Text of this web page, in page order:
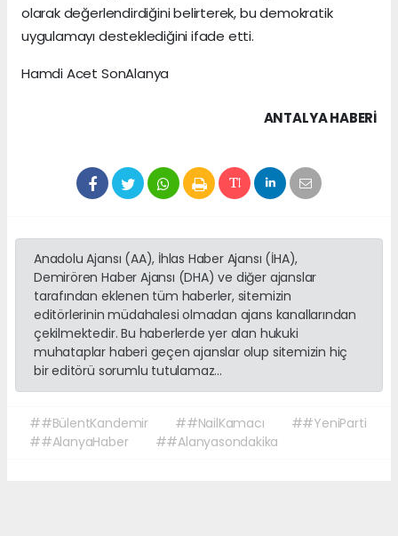
olarak değerlendirdiğini belirterek, bu demokratik
uygulamayı desteklediğini ifade etti.
Hamdi Acet SonAlanya
ANTALYA HABERİ
Anadolu Ajansı (AA), İhlas Haber Ajansı (İHA),
Demirören Haber Ajansı (DHA) ve diğer ajanslar
tarafından eklenen tüm haberler, sitemizin
editörlerinin müdahalesi olmadan ajans kanallarından
çekilmektedir. Bu haberlerde yer alan hukuki
muhataplar haberi geçen ajanslar olup sitemizin hiç
bir editörü sorumlu tutulamaz...
##BülentKandemir ##NailKamacı
##YeniParti
##AlanyaHaber
##Alanyasondakika